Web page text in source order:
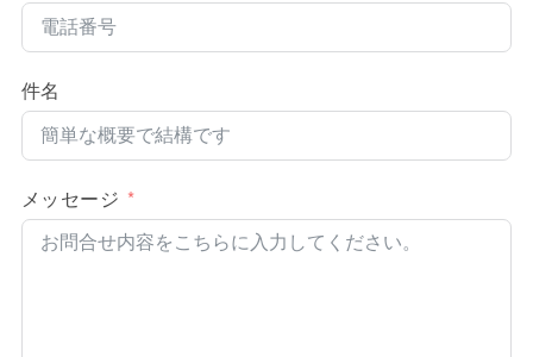
件名
メッセージ